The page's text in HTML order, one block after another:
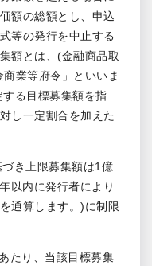
額の総額とし、申込
等の発行を中止する
額とは、(金融商品取
業等府令」といいま
る目標募集額を指
し一定割合を加えた
き上限募集額は1億
以内に発行者により
通算します。)に制限
たり、当該目標募集